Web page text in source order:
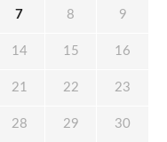
7 8 9
14 15 16
21 22 23
28 29 30